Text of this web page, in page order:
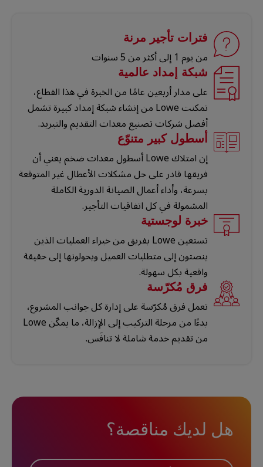
فترات تأجير مرنة
من يوم 1 إلى أكثر من 5 سنوات
شبكة إمداد عالمية
على مدار أربعين عامًا من الخبرة في هذا القطاع،
تمكنت Lowe من إنشاء شبكة إمداد كبيرة تشمل
أفضل شركات تصنيع معدات التقديم والتبريد.
أسطول كبير متنوّع
إن امتلاك Lowe أسطول معدات ضخم يعني أن
فريقها قادر على حل مشكلات الأعطال غير المتوقعة
بسرعة، وأداء أعمال الصيانة الدورية الكاملة
المشمولة في كل اتفاقيات التأجير.
خبرة لوجستية
تستعين Lowe بفريق من خبراء العمليات الذين
ينصتون إلى متطلبات العميل ويحولونها إلى حقيقة
واقعية بكل سهولة.
فرق مُكرّسة
تعمل فرق مُكرّسة على إدارة كل جوانب المشروع،
بدءًا من مرحلة التركيب إلى الإزالة، ما يمكّن Lowe
من تقديم خدمة شاملة لا تنافَس.
هل لديك مناقصة؟